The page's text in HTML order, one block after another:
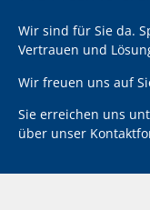
Wir sind für Sie da.
Vertrauen und
Wir freuen uns auf
Sie erreichen uns
über unser